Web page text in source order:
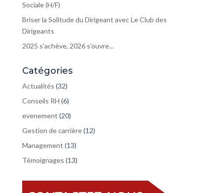
Sociale (H/F)
Briser la Solitude du Dirigeant avec Le Club des
Dirigeants
2025 s’achève, 2026 s’ouvre…
Catégories
Actualités (32)
Conseils RH (6)
evenement (20)
Gestion de carrière(12)
Management (13)
Témoignages (13)